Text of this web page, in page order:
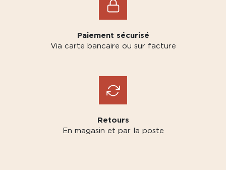
Paiement sécurisé
Via carte bancaire ou sur facture
Retours
En magasin et par la poste